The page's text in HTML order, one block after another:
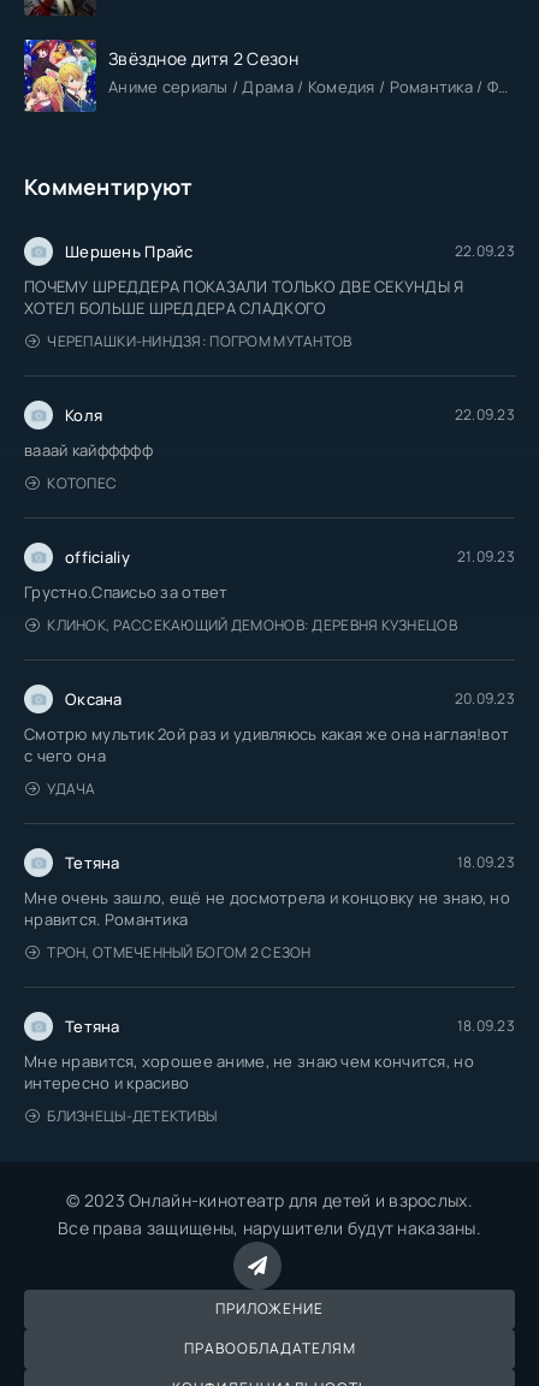
Звёздное дитя 2 Сезон
Аниме сериалы / Драма / Комедия / Романтика / Фантастика / Анонсы
Комментируют
Шершень Прайс 22.09.23
ПОЧЕМУ ШРЕДДЕРА ПОКАЗАЛИ ТОЛЬКО ДВЕ СЕКУНДЫ Я
ХОТЕЛ БОЛЬШЕ ШРЕДДЕРА СЛАДКОГО
ЧЕРЕПАШКИ-НИНДЗЯ: ПОГРОМ МУТАНТОВ
Коля 22.09.23
вааай кайффффф
КОТОПЕС
officialiy 21.09.23
Грустно.Спаисьо за ответ
КЛИНОК, РАССЕКАЮЩИЙ ДЕМОНОВ: ДЕРЕВНЯ КУЗНЕЦОВ
Оксана 20.09.23
Смотрю мультик 2ой раз и удивляюсь какая же она наглая!вот
с чего она
УДАЧА
Тетяна 18.09.23
Мне очень зашло, ещё не досмотрела и концовку не знаю, но
нравится. Романтика
ТРОН, ОТМЕЧЕННЫЙ БОГОМ 2 СЕЗОН
Тетяна 18.09.23
Мне нравится, хорошее аниме, не знаю чем кончится, но
интересно и красиво
БЛИЗНЕЦЫ-ДЕТЕКТИВЫ
© 2023 Онлайн-кинотеатр для детей и взрослых.
Все права защищены, нарушители будут наказаны.
ПРИЛОЖЕНИЕ
ПРАВООБЛАДАТЕЛЯМ